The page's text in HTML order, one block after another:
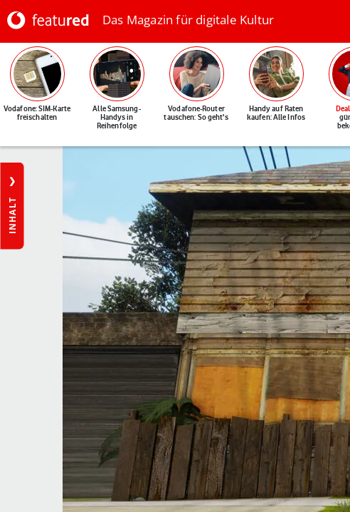
Das Magazin für digitale Kultur
Vodafone: SIM-Karte
freischalten
Alle Samsung-
Handys in
Reihenfolge
Vodafone-Router
tauschen: So geht's
Handy auf Raten
kaufen: Alle Infos
Deal
INHALT